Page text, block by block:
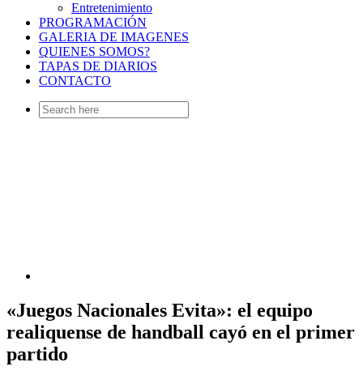
Entretenimiento
PROGRAMACIÓN
GALERIA DE IMAGENES
QUIENES SOMOS?
TAPAS DE DIARIOS
CONTACTO
Search
for:
«Juegos Nacionales Evita»: el equipo
realiquense de handball cayó en el primer
partido